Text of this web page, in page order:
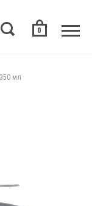
0
мл